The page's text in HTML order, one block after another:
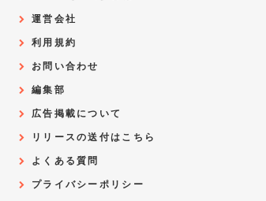
運営会社
利用規約
お問い合わせ
編集部
広告掲載について
リリースの送付はこちら
よくある質問
プライバシーポリシー